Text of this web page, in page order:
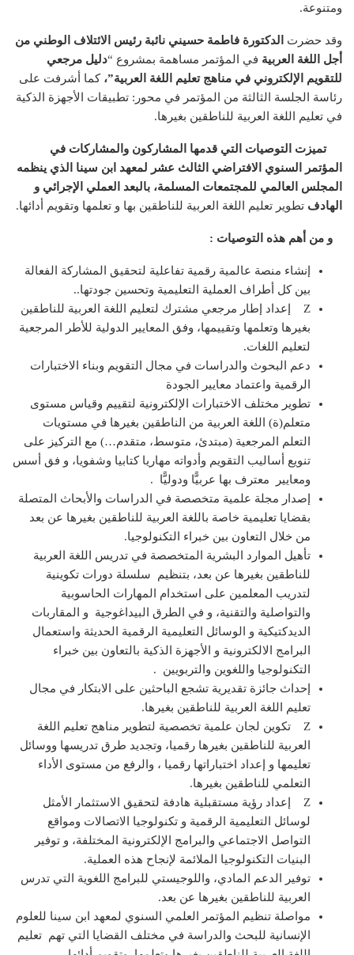
ومتنوعة.
وقد حضرت
الدكتورة فاطمة حسيني نائبة رئيس الائتلاف الوطني من
أجل اللغة العربية في المؤتمر مساهمة بمشروع “دليل مرجعي
للتقويم الإلكتروني في مناهج تعليم اللغة العربية”، كما أشرفت على
رئاسة الجلسة الثالثة من المؤتمر في محور: تطبيقات الأجهزة الذكية
في تعليم اللغة العربية للناطقين بغيرها.
تميزت التوصيات التي قدمها المشاركون والمشاركات في
المؤتمر السنوي الافتراضي الثالث عشر لمعهد ابن سينا الذي ينظمه
المجلس العالمي للمجتمعات المسلمة، بالبعد العملي الإجرائي و
الهادف تطوير تعليم اللغة العربية للناطقين بها و تعلمها وتقويم أدائها.
و من أهم هذه التوصيات :
إنشاء منصة عالمية رقمية تفاعلية لتحقيق المشاركة الفعالة
بين كل أطراف العملية التعليمية وتحسين جودتها..
Z إعداد إطار مرجعي مشترك لتعليم اللغة العربية للناطقين
بغيرها وتعلمها وتقييمها، وفق المعايير الدولية للأطر المرجعية
لتعليم اللغات.
دعم البحوث والدراسات في مجال التقويم وبناء الاختبارات
الرقمية واعتماد معايير الجودة
تطوير مختلف الاختبارات الإلكترونية لتقييم وقياس مستوى
متعلم(ة) اللغة العربية من الناطقين بغيرها في مستويات
التعلم المرجعية (مبتدئ، متوسط، متقدم…) مع التركيز على
تنويع أساليب التقويم وأدواته مهاريا كتابيا وشفويا، و فق أسس
ومعايير معترف بها عربيًّا ودوليًّا .
إصدار مجلة علمية متخصصة في الدراسات والأبحاث المتصلة
بقضايا تعليمية خاصة باللغة العربية للناطقين بغيرها عن بعد
من خلال التعاون بين خبراء التكنولوجيا.
تأهيل الموارد البشرية المتخصصة في تدريس اللغة العربية
للناطقين بغيرها عن بعد، بتنظيم سلسلة دورات تكوينية
لتدريب المعلمين على استخدام المهارات الحاسوبية
والتواصلية والتقنية، و في الطرق البيداغوجية و المقاربات
الديدكتيكية و الوسائل التعليمية الرقمية الحديثة واستعمال
البرامج الالكترونية و الأجهزة الذكية بالتعاون بين خبراء
التكنولوجيا واللغوين والتربويين .
إحداث جائزة تقديرية تشجع الباحثين على الابتكار في مجال
تعليم اللغة العربية للناطقين بغيرها.
Z تكوين لجان علمية تخصصية لتطوير مناهج تعليم اللغة
العربية للناطقين بغيرها رقميا، وتجديد طرق تدريسها ووسائل
تعليمها و إعداد اختباراتها رقميا ، والرفع من مستوى الأداء
التعلمي للناطقين بغيرها.
Z إعداد رؤية مستقبلية هادفة لتحقيق الاستثمار الأمثل
لوسائل التعليمية الرقمية و تكنولوجيا الاتصالات ومواقع
التواصل الاجتماعي والبرامج الإلكترونية المختلفة، و توفير
البنيات التكنولوجيا الملائمة لإنجاح هذه العملية.
توفير الدعم المادي، واللوجيستي للبرامج اللغوية التي تدرس
العربية للناطقين بغيرها عن بعد.
مواصلة تنظيم المؤتمر العلمي السنوي لمعهد ابن سينا للعلوم
الإنسانية للبحث والدراسة في مختلف القضايا التي تهم تعليم